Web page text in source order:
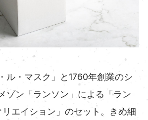
ル・マスク」と1760年創業のシ
ゾン「ランソン」による「ラン
エイション」のセット。きめ細